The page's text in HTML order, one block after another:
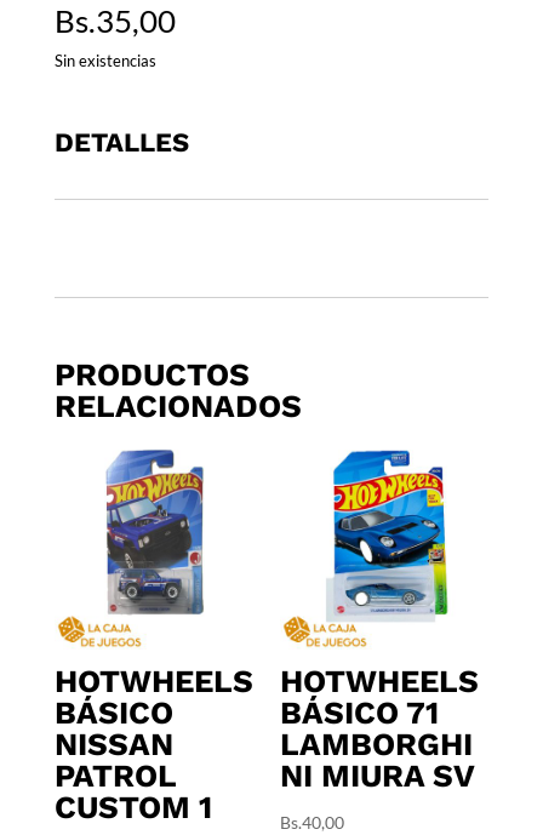
Bs.35,00
Sin existencias
DETALLES
PRODUCTOS
RELACIONADOS
HOTWHEELS
BÁSICO
NISSAN
PATROL
CUSTOM 1
HOTWHEELS
BÁSICO 71
LAMBORGHI
NI MIURA SV
Bs.40,00